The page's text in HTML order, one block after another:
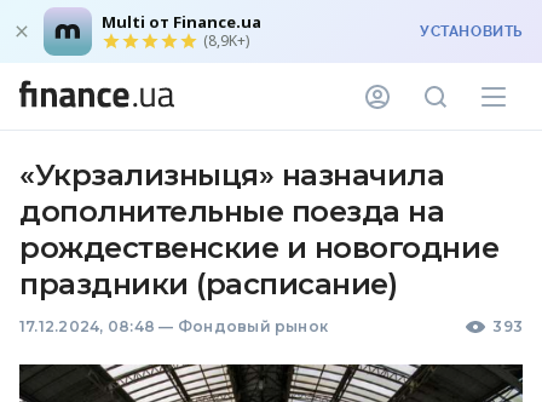
Multi от Finance.ua
(8,9K+) УСТАНОВИТЬ
«Укрзализныця» назначила
дополнительные поезда на
рождественские и новогодние
праздники (расписание)
17.12.2024, 08:48 — Фондовый рынок 393